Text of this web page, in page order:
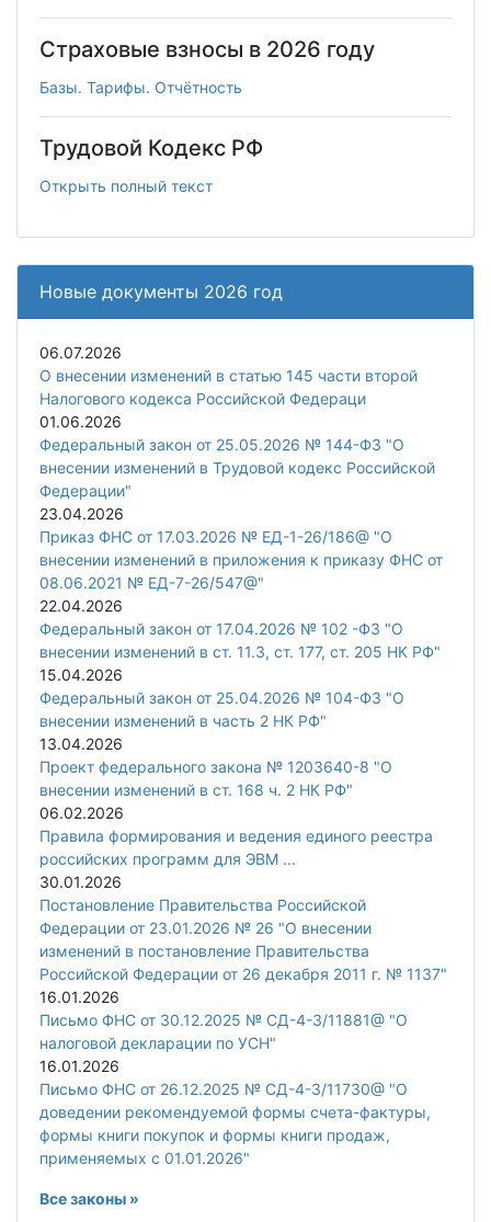
Страховые взносы в 2026 году
Базы. Тарифы. Отчётность
Трудовой Кодекс РФ
Открыть полный текст
Новые документы 2026 год
06.07.2026
О внесении изменений в статью 145 части второй
Налогового кодекса Российской Федераци
01.06.2026
Федеральный закон от 25.05.2026 № 144-ФЗ "О
внесении изменений в Трудовой кодекс Российской
Федерации"
23.04.2026
Приказ ФНС от 17.03.2026 № ЕД-1-26/186@ "О
внесении изменений в приложения к приказу ФНС от
08.06.2021 № ЕД-7-26/547@"
22.04.2026
Федеральный закон от 17.04.2026 № 102 -ФЗ "О
внесении изменений в ст. 11.3, ст. 177, ст. 205 НК РФ"
15.04.2026
Федеральный закон от 25.04.2026 № 104-ФЗ "О
внесении изменений в часть 2 НК РФ"
13.04.2026
Проект федерального закона № 1203640-8 "О
внесении изменений в ст. 168 ч. 2 НК РФ"
06.02.2026
Правила формирования и ведения единого реестра
российских программ для ЭВМ ...
30.01.2026
Постановление Правительства Российской
Федерации от 23.01.2026 № 26 "О внесении
изменений в постановление Правительства
Российской Федерации от 26 декабря 2011 г. № 1137"
16.01.2026
Письмо ФНС от 30.12.2025 № СД-4-3/11881@ "О
налоговой декларации по УСН"
16.01.2026
Письмо ФНС от 26.12.2025 № СД-4-3/11730@ "О
доведении рекомендуемой формы счета-фактуры,
формы книги покупок и формы книги продаж,
применяемых с 01.01.2026"
Все законы »